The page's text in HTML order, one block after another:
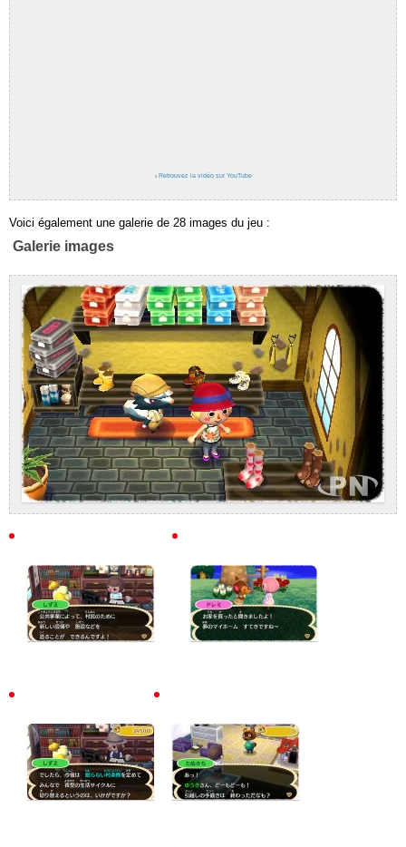
› Retrouvez la vidéo sur YouTube
Voici également une galerie de 28 images du jeu :
Galerie images